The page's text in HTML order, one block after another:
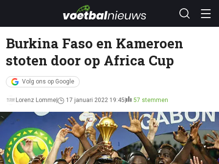
Burkina Faso en Kameroen
stoten door op Africa Cup
Volg ons op Google
Lorenz Lomme 17 januari 2022 19:45 57 stemmen